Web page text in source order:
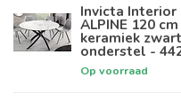
Invicta
ALPINE 120
keramiek
onderstel -
Op voorraad